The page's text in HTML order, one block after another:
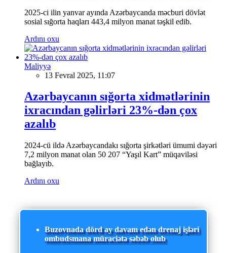
2025-ci ilin yanvar ayında Azərbaycanda məcburi dövlət
sosial sığorta haqları 443,4 milyon manat təşkil edib.
Ardını oxu
Maliyyə
13 Fevral 2025, 11:07
Azərbaycanın sığorta xidmətlərinin
ixracından gəlirləri 23%-dən çox
azalıb
2024-cü ildə Azərbaycandakı sığorta şirkətləri ümumi dəyəri
7,2 milyon manat olan 50 207 “Yaşıl Kart” müqaviləsi
bağlayıb.
Ardını oxu
Buzovnada dörd ay davam edən drenaj işləri
ombudsmana müraciətə səbəb olub